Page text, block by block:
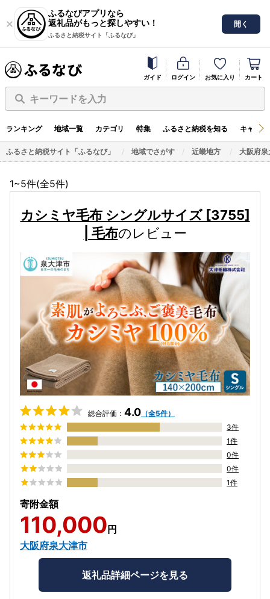
ふるなびアプリなら
返礼品がもっと探しやすい！
ふるさと納税サイト「ふるなび」
開く
ガイド ログイン お気に入り カート
キーワードを入力
ランキング 地域一覧 カテゴリ 特集 ふるさと納税を知る キャン
ふるさと納税サイト「ふるなび」 地域でさがす 近畿地方 大阪府泉
1~5件(全5件)
カシミヤ毛布 シングルサイズ [3755]
| 毛布のレビュー
総合評価： 4.0 （全5件）
3件
1件
0件
0件
1件
寄附金額
110,000円
大阪府泉大津市
返礼品詳細ページを見る